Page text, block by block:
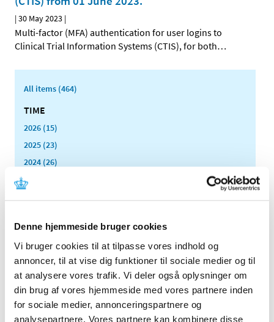
Denne hjemmeside bruger cookies
Vi bruger cookies til at tilpasse vores indhold og
annoncer, til at vise dig funktioner til sociale medier og til
at analysere vores trafik. Vi deler også oplysninger om
din brug af vores hjemmeside med vores partnere inden
for sociale medier, annonceringspartnere og
analysepartnere. Vores partnere kan kombinere disse
|30 May 2023 |
Multi-factor (MFA) authentication for user logins to
Clinical Trial Information Systems (CTIS), for both…
All items (464)
TIME
2026 (15)
2025 (23)
2024 (26)
2023 (24)
October (3)
September (1)
June (2)
May (1)
March (2)
February (2)